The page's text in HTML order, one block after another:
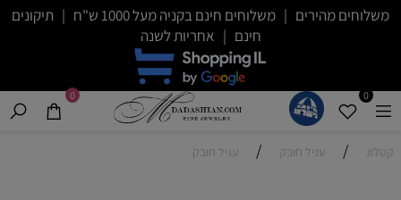
משלוחים מהירים | משלוחים חינם בקניה מעל 1000 ש"ח | תיקונים
חינם | אחריות לשנה
0
0
קטלוג / עגיל חובק / עגיל חובק